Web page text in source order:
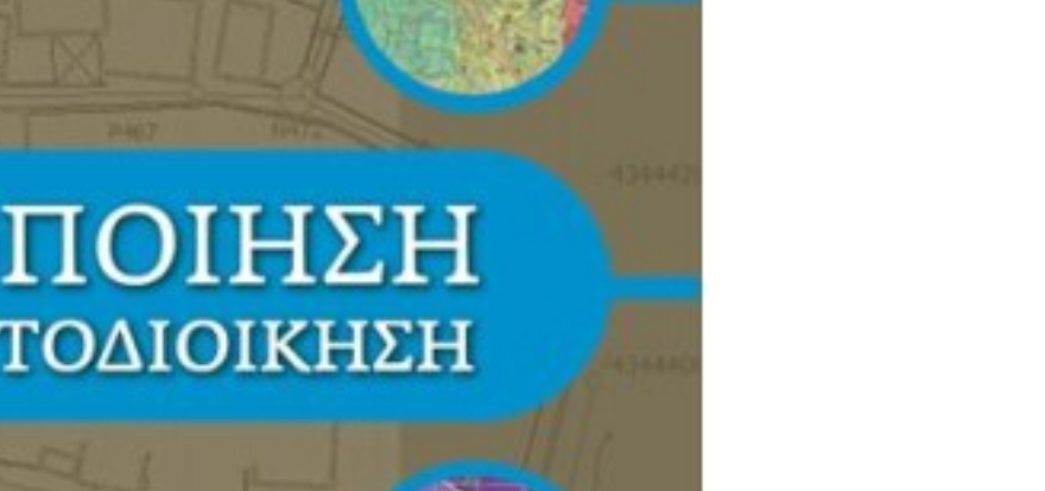
Έτος Έκδοσης
2010
Κωδικός Ευδόξου
77111844
Σελίδες
978-960-9495-06-6
Βάρος